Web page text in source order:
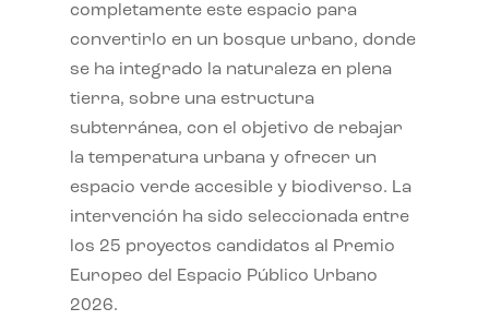
completamente este espacio para
convertirlo en un bosque urbano, donde
se ha integrado la naturaleza en plena
tierra, sobre una estructura
subterránea, con el objetivo de rebajar
la temperatura urbana y ofrecer un
espacio verde accesible y biodiverso. La
intervención ha sido seleccionada entre
los 25 proyectos candidatos al Premio
Europeo del Espacio Público Urbano
2026.